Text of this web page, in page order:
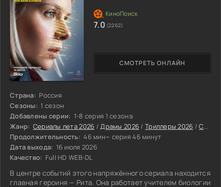
Страна: Россия
Сезоны: 1 сезон
Добавлены серии: 1-8 серия 1 сезона
Жанр: Сериалы лета 2026 /Драмы 2026 / Триллеры 2026 /Сериалы 2026
Продолжительность: 46 мин~ серия 46 минут
Дата выхода: 16 июля 2026
Качество: Full HD WEB-DL
В центре событий этого напряжённого сериала находится
главная героиня — Рита. Она работает учителем биологии
СМОТРЕТЬ ОНЛАЙН
7.0 (2262)